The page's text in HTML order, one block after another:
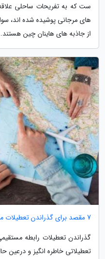
ست که به تفریحات ساحلی
های مرجانی پوشیده شده اند،
از جاذبه های هاینان چین
7 مقصد برای گذراندن تعطیلات مقرون به صرفه
گذراندن تعطیلات رابطه
تعطیلاتی خاطره انگیز و درعین